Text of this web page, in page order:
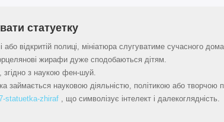
статуетку
або відкритій полиці, мініатюра слугуватиме сучасного
жирафи дуже сподобаються дітям.
згідно з наукою фен-шуй.
займається науковою діяльністю, політикою або
statuetka-zhiraf , що символізує інтелект і далекоглядність.